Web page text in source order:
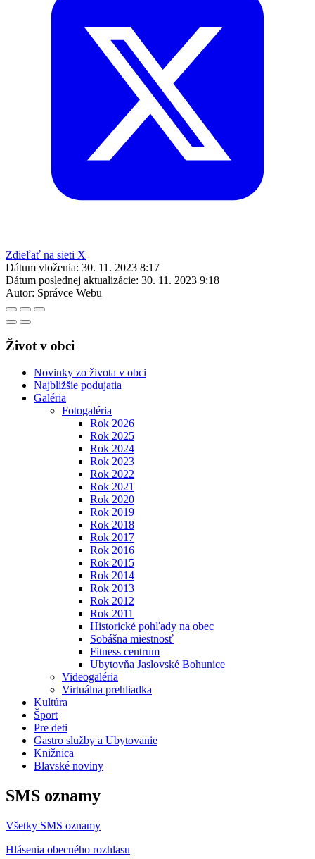
Zdieľať na sieti X
Dátum vloženia: 30. 11. 2023 8:17
Dátum poslednej aktualizácie: 30. 11. 2023 9:18
Autor: Správce Webu
Život v obci
Novinky zo života v obci
Najbližšie podujatia
Galéria
Fotogaléria
Rok 2026
Rok 2025
Rok 2024
Rok 2023
Rok 2022
Rok 2021
Rok 2020
Rok 2019
Rok 2018
Rok 2017
Rok 2016
Rok 2015
Rok 2014
Rok 2013
Rok 2012
Rok 2011
Historické pohľady na obec
Sobášna miestnosť
Fitness centrum
Ubytovňa Jaslovské Bohunice
Videogaléria
Virtuálna prehliadka
Kultúra
Šport
Pre deti
Gastro služby a Ubytovanie
Knižnica
Blavské noviny
SMS oznamy
Všetky SMS oznamy
Hlásenia obecného rozhlasu